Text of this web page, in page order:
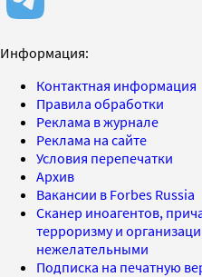
Информация:
Контактная информация
Правила обработки
Реклама в журнале
Реклама на сайте
Условия перепечатки
Архив
Вакансии в Forbes Russia
Сканер иноагентов,
терроризму и
нежелательными
Подписка на печатную